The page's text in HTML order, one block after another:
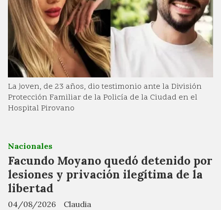
La joven, de 23 años, dio testimonio ante la División
Protección Familiar de la Policía de la Ciudad en el
Hospital Pirovano
Facundo Moyano quedó detenido por
lesiones y privación ilegítima de la
libertad
Claudia
Nacionales
04/08/2026